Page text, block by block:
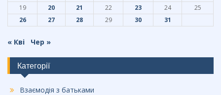
19
20 21 22 23 24
25
26
27 28 29 30 31
« Кві Чер »
Категорії
Взаємодія з батьками